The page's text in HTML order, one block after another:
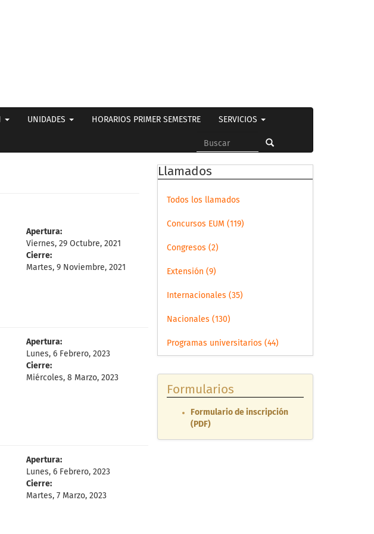
UNIDADES HORARIOS PRIMER SEMESTRE SERVICIOS
Formulario
de
búsqueda
Apertura:
Viernes, 29 Octubre, 2021
Cierre:
Martes, 9 Noviembre, 2021
Apertura:
Lunes, 6 Febrero, 2023
Cierre:
Miércoles, 8 Marzo, 2023
Apertura:
Lunes, 6 Febrero, 2023
Cierre:
Martes, 7 Marzo, 2023
Llamados
Todos los llamados
Concursos EUM (119)
Congresos (2)
Extensión (9)
Internacionales (35)
Nacionales (130)
Programas universitarios (44)
Formularios
Formulario de inscripción
(PDF)